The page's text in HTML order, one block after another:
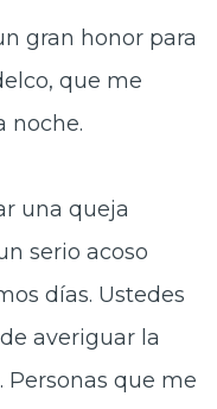
gran honor para
que me
noche.
una queja
serio acoso
días. Ustedes
averiguar la
Personas que me